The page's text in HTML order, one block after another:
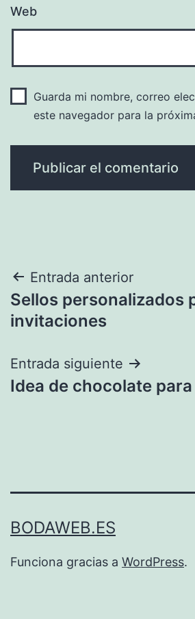
Web
Guarda mi nombre, correo
este navegador para la
Navegación
de
Entrada anterior
Sellos personalizados
invitaciones
Entrada siguiente
Idea de chocolate
BODAWEB.ES
Funciona gracias a WordPress.